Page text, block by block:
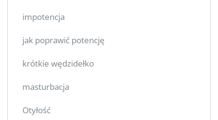
impotencja
jak poprawić potencję
krótkie wędzidełko
masturbacja
Otyłość